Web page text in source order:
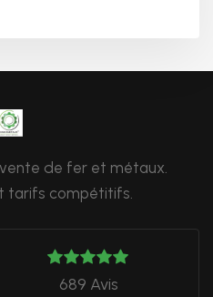
de fer et métaux.
tarifs compétitifs.
689 Avis